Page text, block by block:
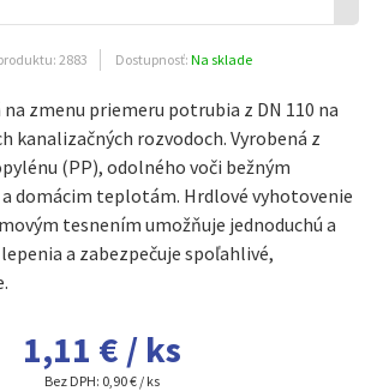
2883 Dostupnosť: Na sklade
na zmenu priemeru potrubia z DN 110 na
kanalizačných rozvodoch. Vyrobená z
(PP), odolného voči bežným
domácim teplotám. Hrdlové vyhotovenie
tesnením umožňuje jednoduchú a
a zabezpečuje spoľahlivé,
1,11 € / ks
Bez DPH: 0,90 € / ks